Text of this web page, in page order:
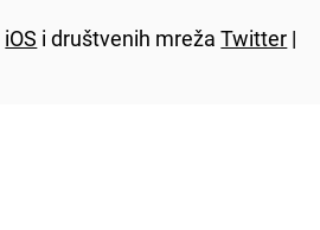
iOS i društvenih mrežaTwitter |